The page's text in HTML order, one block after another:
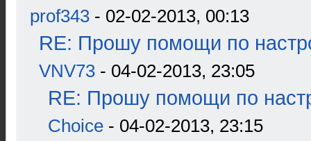
prof343 - 02-02-2013, 00:13
RE: Прошу помощи по
VNV73 - 04-02-2013, 23:05
RE: Прошу помощи по
Choice - 04-02-2013, 23:15